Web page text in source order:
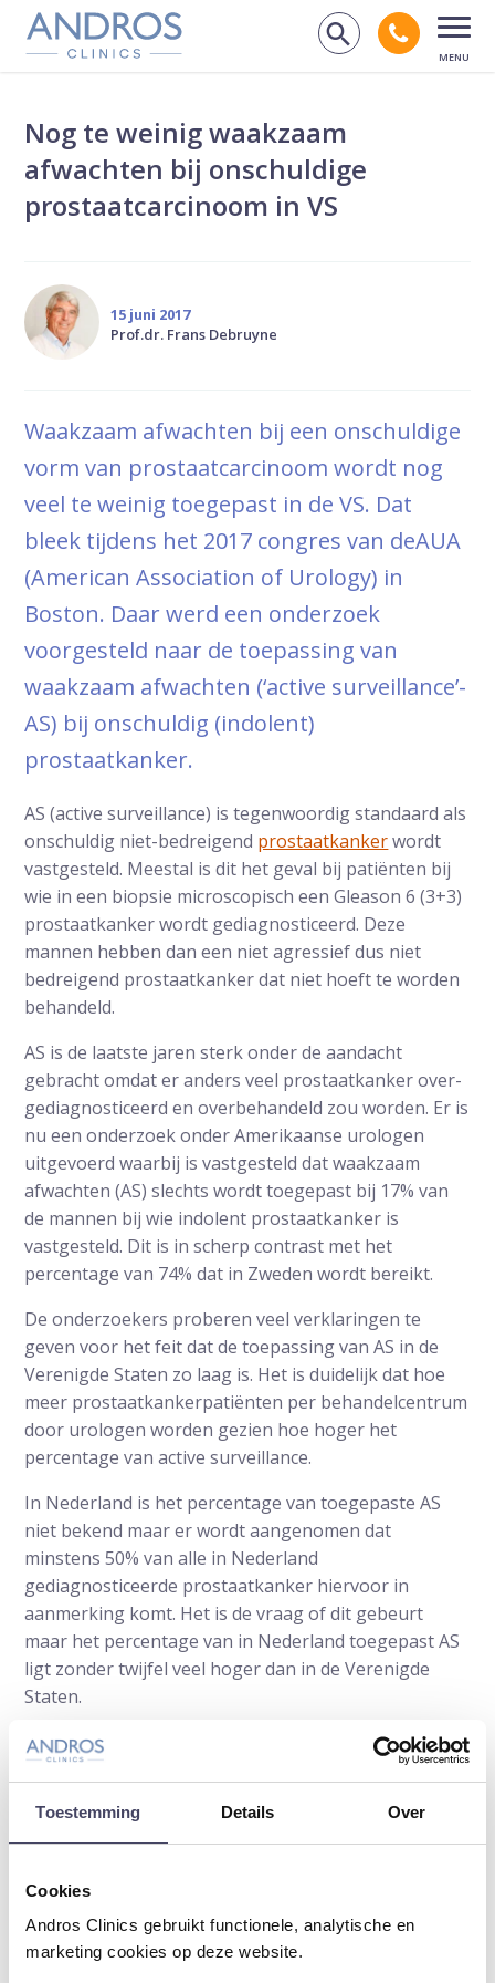
Toestemming Details Over
Cookies
Andros Clinics gebruikt functionele, analytische en
marketing cookies op deze website.
Navigatie overslaan
Zoek op
Bel
Nog te weinig waakzaam
afwachten bij onschuldige
prostaatcarcinoom in VS
15 juni 2017
Prof.dr. Frans Debruyne
Waakzaam afwachten bij een onschuldige
vorm van prostaatcarcinoom wordt nog
veel te weinig toegepast in de VS. Dat
bleek tijdens het 2017 congres van deAUA
(American Association of Urology) in
Boston. Daar werd een onderzoek
voorgesteld naar de toepassing van
waakzaam afwachten (‘active surveillance’-
AS) bij onschuldig (indolent)
prostaatkanker.
AS (active surveillance) is tegenwoordig standaard als
onschuldig niet-bedreigend prostaatkankerwordt
vastgesteld. Meestal is dit het geval bij patiënten bij
wie in een biopsie microscopisch een Gleason 6 (3+3)
prostaatkanker wordt gediagnosticeerd. Deze
mannen hebben dan een niet agressief dus niet
bedreigend prostaatkanker dat niet hoeft te worden
behandeld.
AS is de laatste jaren sterk onder de aandacht
gebracht omdat er anders veel prostaatkanker over-
gediagnosticeerd en overbehandeld zou worden. Er is
nu een onderzoek onder Amerikaanse urologen
uitgevoerd waarbij is vastgesteld dat waakzaam
afwachten (AS) slechts wordt toegepast bij 17% van
de mannen bij wie indolent prostaatkanker is
vastgesteld. Dit is in scherp contrast met het
percentage van 74% dat in Zweden wordt bereikt.
De onderzoekers proberen veel verklaringen te
geven voor het feit dat de toepassing van AS in de
Verenigde Staten zo laag is. Het is duidelijk dat hoe
meer prostaatkankerpatiënten per behandelcentrum
door urologen worden gezien hoe hoger het
percentage van active surveillance.
In Nederland is het percentage van toegepaste AS
niet bekend maar er wordt aangenomen dat
minstens 50% van alle in Nederland
gediagnosticeerde prostaatkanker hiervoor in
aanmerking komt. Het is de vraag of dit gebeurt
maar het percentage van in Nederland toegepast AS
ligt zonder twijfel veel hoger dan in de Verenigde
Staten.
Bij het Andros Centrum voor Precisiediagnostiek van
Prostaatkanker ligt het percentage rond de 50%. De
beleid (AS) al meerdere jaren toe bij patiënten bij wie
onschuldig prostaatkanker is vastgesteld.
Auteur:Prof.dr. Frans Debruyne